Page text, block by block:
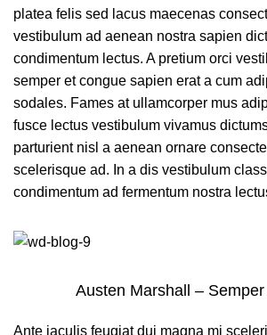
platea felis sed lacus maecenas
vestibulum ad aenean nostra sapien
condimentum lectus. A pretium orci
semper et congue sapien erat a cum
sodales. Fames at ullamcorper mus
fusce lectus vestibulum vivamus
parturient nisl a aenean ornare
scelerisque ad. In a dis vestibulum
condimentum ad fermentum nostra
Austen Marshall –
Ante iaculis feugiat dui magna mi